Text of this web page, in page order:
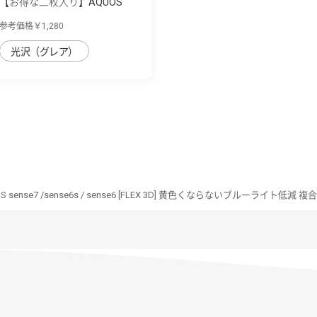
参考価格￥1,280
光沢（グレア）
sense7 /sense6s / sense6 [FLEX 3D] 黄色くならないブルーライト低減 複